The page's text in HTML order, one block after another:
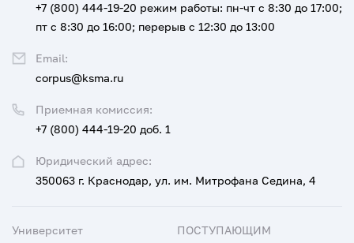
Юридический адрес:
350063 г. Краснодар, ул. им. Митрофана Седина, 4
Приемная комиссия:
+7 (800) 444-19-20 доб. 1
+7 (800) 444-19-20 режим работы: пн-чт с 8:30 до 17:00;
пт с 8:30 до 16:00; перерыв с 12:30 до 13:00
Email:
corpus@ksma.ru
Университет ПОСТУПАЮЩИМ